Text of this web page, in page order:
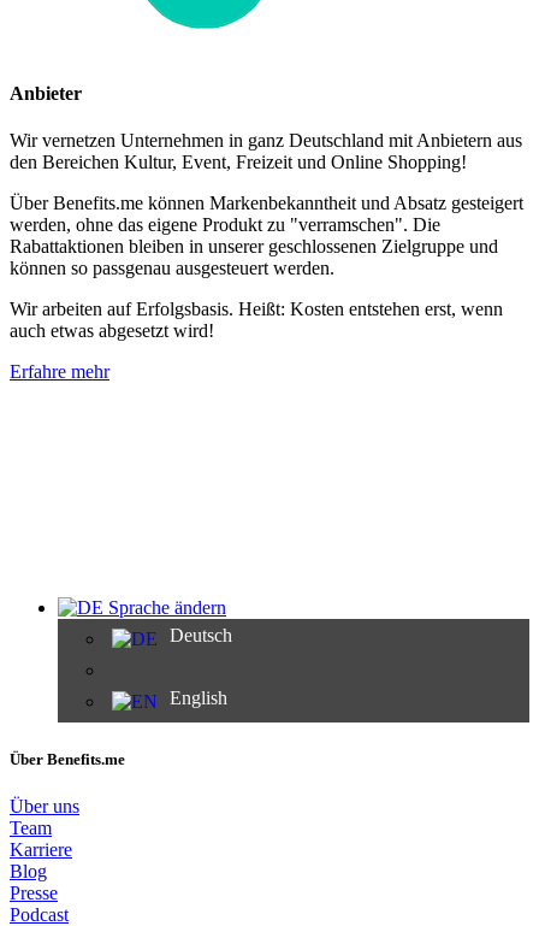
Anbieter
Wir vernetzen Unternehmen in ganz Deutschland mit Anbietern aus
den Bereichen Kultur, Event, Freizeit und Online Shopping!
Über Benefits.me können Markenbekanntheit und Absatz gesteigert
werden, ohne das eigene Produkt zu "verramschen". Die
Rabattaktionen bleiben in unserer geschlossenen Zielgruppe und
können so passgenau ausgesteuert werden.
Wir arbeiten auf Erfolgsbasis. Heißt: Kosten entstehen erst, wenn
auch etwas abgesetzt wird!
Erfahre mehr
Sprache ändern
Deutsch
English
Über Benefits.me
Über uns
Team
Karriere
Blog
Presse
Podcast